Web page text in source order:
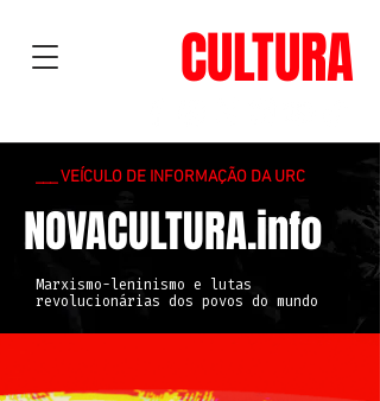
CULTURA
___ VEÍCULO DE INFORMAÇÃO DA URC
NOVACULTURA.info
Marxismo-leninismo e lutas
revolucionárias dos povos do mundo